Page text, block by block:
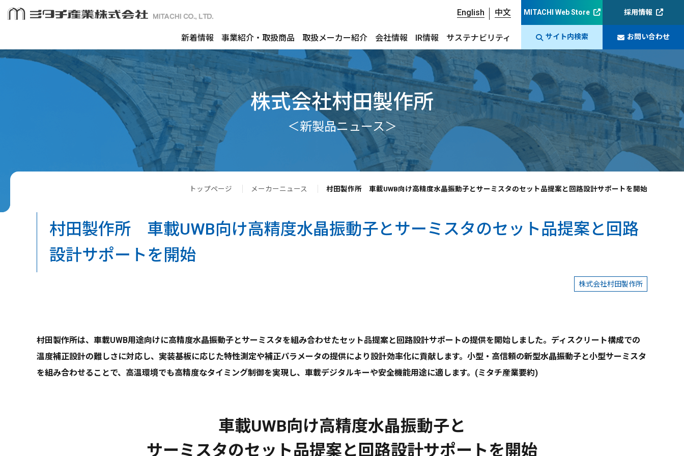
English 中文
新着情報 事業紹介・取扱商品 取扱メーカー紹介 会社情報 IR情報 サステナビリティ
MITACHI Web Store 採用情報
サイト内検索 お問い合わせ
株式会社村田製作所
＜新製品ニュース＞
トップページ メーカーニュース 村田製作所 車載UWB向け高精度水晶振動子とサーミスタのセット品提案と回路設計サポートを開始
村田製作所 車載UWB向け高精度水晶振動子とサーミスタのセット品提案と回路
設計サポートを開始
株式会社村田製作所
村田製作所は、車載UWB用途向けに高精度水晶振動子とサーミスタを組み合わせたセット品提案と回路設計サポートの提供を開始しました。ディスクリート構成での
温度補正設計の難しさに対応し、実装基板に応じた特性測定や補正パラメータの提供により設計効率化に貢献します。小型・高信頼の新型水晶振動子と小型サーミスタ
を組み合わせることで、高温環境でも高精度なタイミング制御を実現し、車載デジタルキーや安全機能用途に適します。(ミタチ産業要約)
車載UWB向け高精度水晶振動子と
サーミスタのセット品提案と回路設計サポートを開始